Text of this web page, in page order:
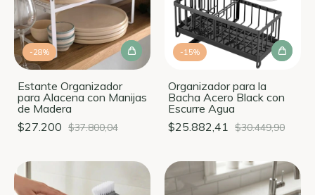
-28%
Estante Organizador
para Alacena con Manijas
de Madera
$27.200 $37.800,04
-15%
Organizador para la
Bacha Acero Black con
Escurre Agua
$25.882,41 $30.449,90